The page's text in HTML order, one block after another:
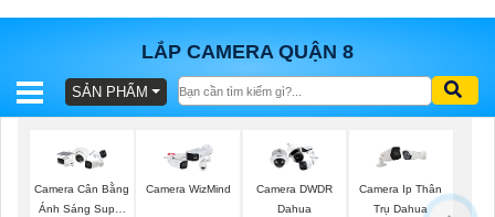
LẮP CAMERA QUẬN 8
BÁO
TRỌN
GÓI
SẢN PHẨM
Camera Cân Bằng
Ánh Sáng Super
Camera WizMind
Camera DWDR
Dahua
Camera Ip Thân
Trụ Dahua